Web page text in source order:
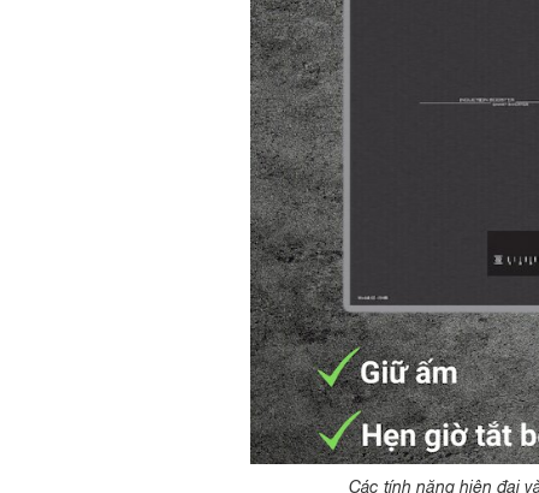
Các tính năng hiện đại